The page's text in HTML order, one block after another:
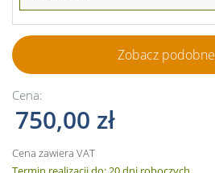
Zobacz podobne
Cena:
750,00 zł
Cena zawiera VAT